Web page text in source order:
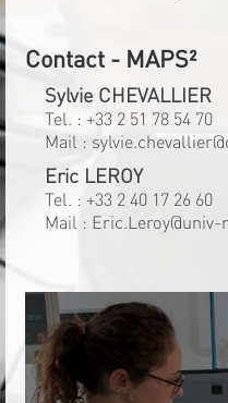
Contact - MAPS²
Sylvie CHEVALLIER
Tel. : +33 2 51 78 54 70
Mail :
Eric LEROY
Tel. : +33 2 40 17 26 60
Mail :